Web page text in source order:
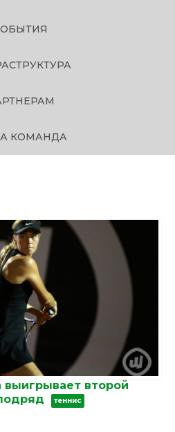
КОМАНДА
второй
теннис